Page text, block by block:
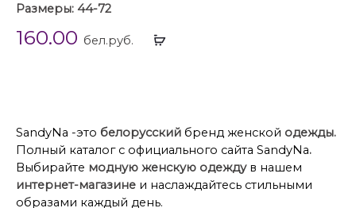
Выбрать
Размеры: 44-72
160.00 бел.руб.
SandyNa -это белорусский бренд женской одежды.
Полный каталог с официального сайта SandyNa.
Выбирайте модную женскую одеждув нашем
интернет-магазине и наслаждайтесь стильными
образами каждый день.